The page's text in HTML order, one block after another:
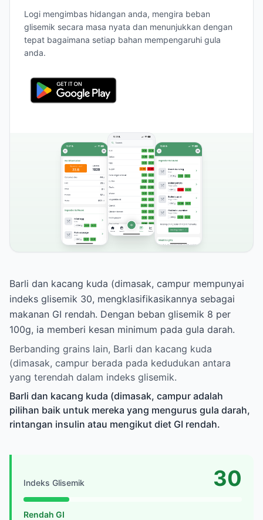
Logi mengimbas hidangan anda, mengira beban
glisemik secara masa nyata dan menunjukkan dengan
tepat bagaimana setiap bahan mempengaruhi gula
anda.
Barli dan kacang kuda (dimasak, campur mempunyai
indeks glisemik 30, mengklasifikasikannya sebagai
makanan GI rendah. Dengan beban glisemik 8 per
100g, ia memberi kesan minimum pada gula darah.
Berbanding grains lain, Barli dan kacang kuda
(dimasak, campur berada pada kedudukan antara
yang terendah dalam indeks glisemik.
Barli dan kacang kuda (dimasak, campur adalah
pilihan baik untuk mereka yang mengurus gula darah,
rintangan insulin atau mengikut diet GI rendah.
Indeks Glisemik 30
Rendah GI